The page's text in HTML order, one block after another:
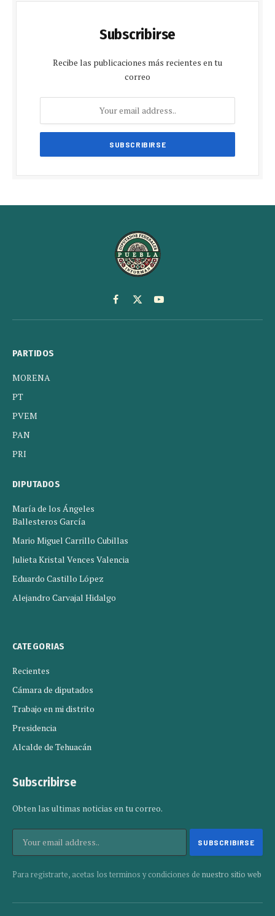
Subscribirse
Recibe las publicaciones más recientes en tu
correo
Facebook
X
(Twitter)
YouTube
PARTIDOS
MORENA
PT
PVEM
PAN
PRI
DIPUTADOS
María de los Ángeles
Ballesteros García
Mario Miguel Carrillo Cubillas
Julieta Kristal Vences Valencia
Eduardo Castillo López
Alejandro Carvajal Hidalgo
CATEGORIAS
Recientes
Cámara de diputados
Trabajo en mi distrito
Presidencia
Alcalde de Tehuacán
Subscribirse
Obten las ultimas noticias en tu correo.
Para registrarte, acetas los terminos y condiciones de nuestro sitio web